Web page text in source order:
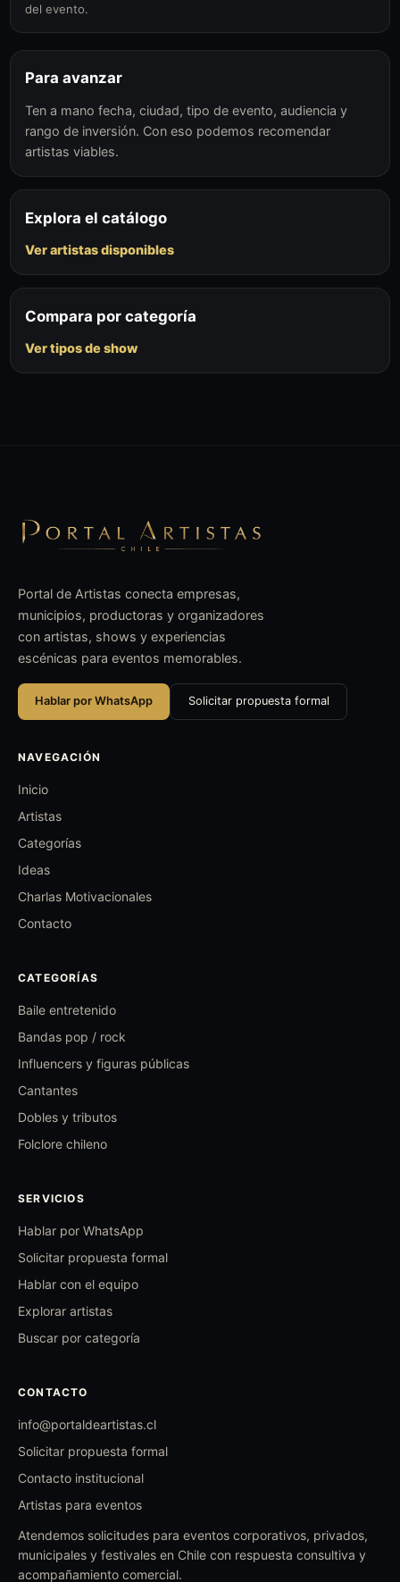
del evento.
Para avanzar
Ten a mano fecha, ciudad, tipo de evento, audiencia y
rango de inversión. Con eso podemos recomendar
artistas viables.
Explora el catálogo
Ver artistas disponibles
Compara por categoría
Ver tipos de show
Portal de Artistas conecta empresas,
municipios, productoras y organizadores
con artistas, shows y experiencias
escénicas para eventos memorables.
Hablar por WhatsApp Solicitar propuesta formal
NAVEGACIÓN
Inicio
Artistas
Categorías
Ideas
Charlas Motivacionales
Contacto
CATEGORÍAS
Baile entretenido
Bandas pop / rock
Influencers y figuras públicas
Cantantes
Dobles y tributos
Folclore chileno
SERVICIOS
Hablar por WhatsApp
Solicitar propuesta formal
Hablar con el equipo
Explorar artistas
Buscar por categoría
CONTACTO
info@portaldeartistas.cl
Solicitar propuesta formal
Contacto institucional
Artistas para eventos
Atendemos solicitudes para eventos corporativos, privados,
municipales y festivales en Chile con respuesta consultiva y
acompañamiento comercial.